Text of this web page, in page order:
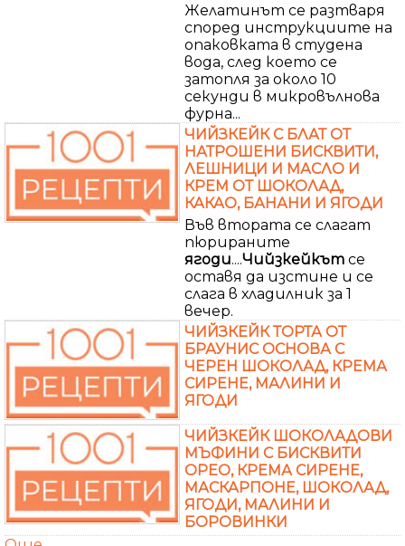
Желатинът се разтваря
според инструкциите на
опаковката в студена
вода, след което се
затопля за около 10
секунди в микровълнова
фурна...
ЧИЙЗКЕЙК С БЛАТ ОТ
НАТРОШЕНИ БИСКВИТИ,
ЛЕШНИЦИ И МАСЛО И
КРЕМ ОТ ШОКОЛАД,
КАКАО, БАНАНИ И ЯГОДИ
Във втората се слагат
пюрираните
ягоди....Чийзкейкът се
оставя да изстине и се
слага в хладилник за 1
вечер.
ЧИЙЗКЕЙК ТОРТА ОТ
БРАУНИС ОСНОВА С
ЧЕРЕН ШОКОЛАД, КРЕМА
СИРЕНЕ, МАЛИНИ И
ЯГОДИ
ЧИЙЗКЕЙК ШОКОЛАДОВИ
МЪФИНИ С БИСКВИТИ
ОРЕО, КРЕМА СИРЕНЕ,
МАСКАРПОНЕ, ШОКОЛАД,
ЯГОДИ, МАЛИНИ И
БОРОВИНКИ